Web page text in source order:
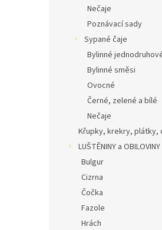
Nečaje
Poznávací sady
Sypané čaje
Bylinné
Bylinné směsi
Ovocné
Černé, zelené a bílé
Nečaje
Křupky, krekry, plátky,
LUŠTĚNINY a OBILOVINY
Bulgur
Cizrna
Čočka
Fazole
Hrách